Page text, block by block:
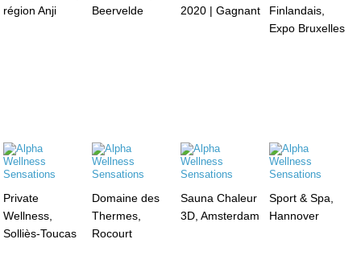
région Anji
Beervelde
2020 | Gagnant
Finlandais,
Expo Bruxelles
Private
Wellness,
Solliès-Toucas
Domaine des
Thermes,
Rocourt
Sauna Chaleur
3D, Amsterdam
Sport & Spa,
Hannover